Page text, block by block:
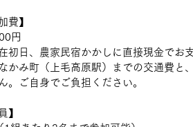
費】
円
初日、農家民宿かかしに直接現金でお
かみ町（上毛高原駅）までの交通費と
。ご自身でご負担ください。
】